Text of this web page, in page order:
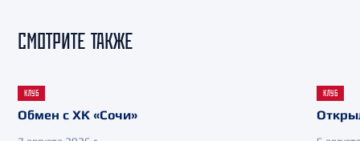
СМОТРИТЕ ТАКЖЕ
КЛУБ
Обмен с ХК «Сочи»
КЛУБ